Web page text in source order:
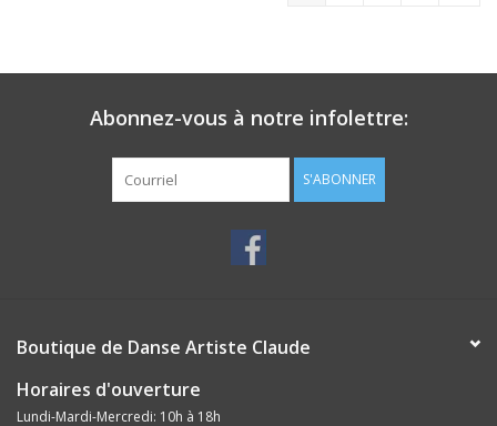
Abonnez-vous à notre infolettre:
S'ABONNER
Boutique de Danse Artiste Claude
Horaires d'ouverture
Lundi-Mardi-Mercredi: 10h à 18h